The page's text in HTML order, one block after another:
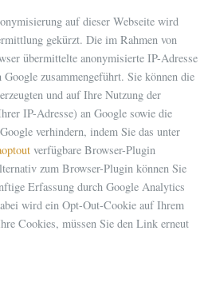
auf dieser Webseite wird
gekürzt. Die im Rahmen von
übermittelte anonymisierte IP-Adresse
zusammengeführt. Sie können die
und auf Ihre Nutzung der
IP-Adresse) an Google sowie die
verhindern, indem Sie das unter
verfügbare Browser-Plugin
zum Browser-Plugin können Sie
Erfassung durch Google Analytics
wird ein Opt-Out-Cookie auf Ihrem
Cookies, müssen Sie den Link erneut